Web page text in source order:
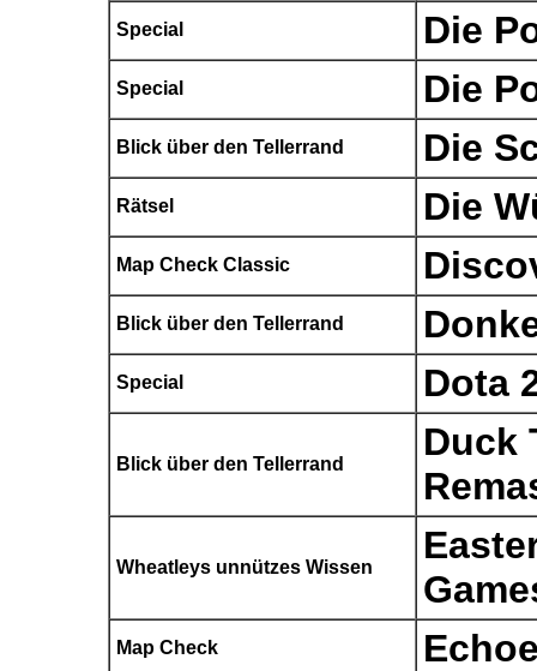
Special Die
Special Die
Blick über den Tellerrand Die
Rätsel Die
Map Check Classic
Blick über den Tellerrand
Special Dota
Blick über den Tellerrand
Duck
Wheatleys unnützes Wissen
Map Check